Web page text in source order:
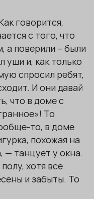
говорится,
с того, что
а поверили – были
уши и, как только
спросил ребят,
И они давай
что в доме с
То
то, в доме
похожая на
— танцует у окна.
хотя все
и забыты. То